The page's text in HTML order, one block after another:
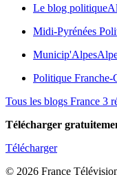
Le blog politique
Midi-Pyrénées
Municip'Alpes
Politique Franche-
Tous les blogs France 3
Télécharger
Télécharger
© 2026 France